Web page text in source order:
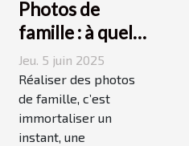
Photos de
famille : à quel
photographe
confier cette
tâche à
Grenoble ?
Jeu. 5 juin 2025
Réaliser des photos
de famille, c’est
immortaliser un
instant, une